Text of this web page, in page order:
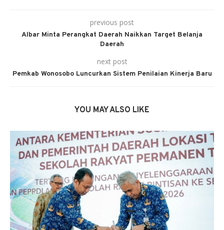
previous post
Albar Minta Perangkat Daerah Naikkan Target Belanja
Daerah
next post
Pemkab Wonosobo Luncurkan Sistem Penilaian Kinerja Baru
YOU MAY ALSO LIKE